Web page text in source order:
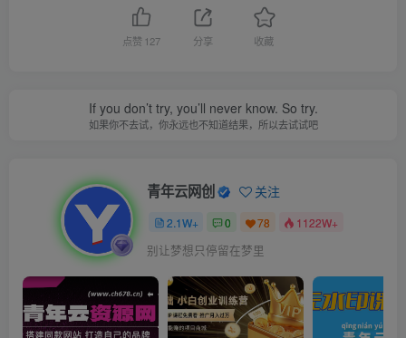
点赞 127 分享 收藏
If you don’t try, you’ll never know. So try.
如果你不去试，你永远也不知道结果，所以去试试吧
青年云网创 关注
2.1W+ 0 78 1122W+
别让梦想只停留在梦里